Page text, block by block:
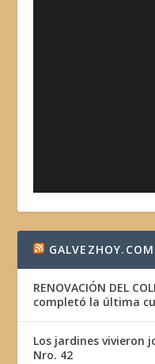
RENOVACIÓN DEL
completó la última
Los jardines vivieron
Nro. 42